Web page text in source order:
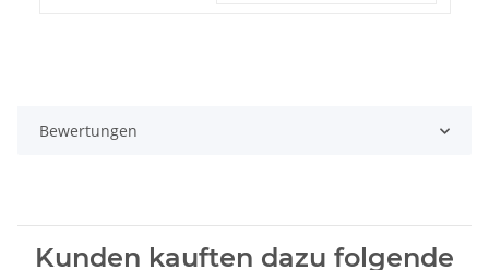
Bewertungen
Kunden kauften dazu folgende